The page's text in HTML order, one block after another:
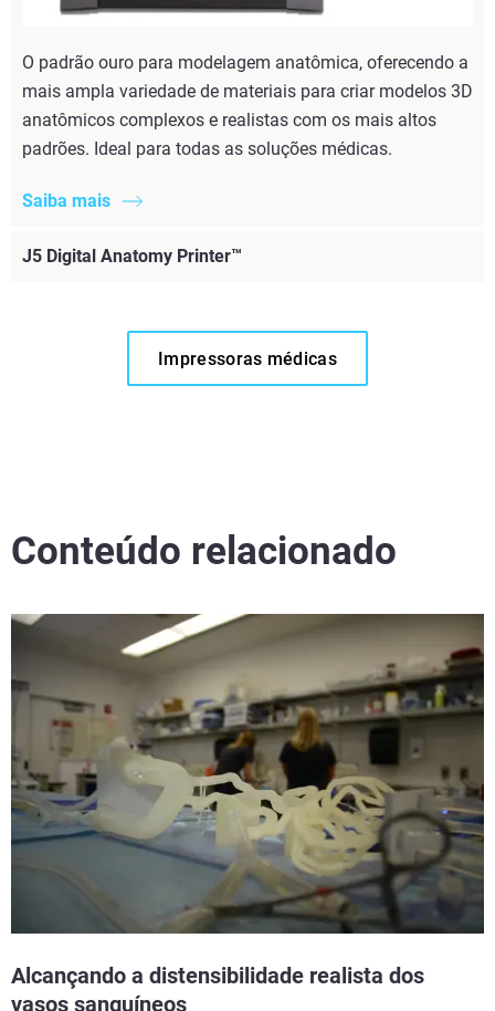
O padrão ouro para modelagem anatômica, oferecendo a
mais ampla variedade de materiais para criar modelos 3D
anatômicos complexos e realistas com os mais altos
padrões. Ideal para todas as soluções médicas.
Saiba mais
J5 Digital Anatomy Printer™
Saiba mais
Impressoras médicas
Conteúdo relacionado
Alcançando a distensibilidade realista dos
vasos sanguíneos